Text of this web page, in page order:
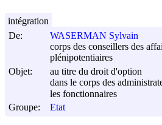
De:
WASERMAN Sylvain
corps des conseillers des
plénipotentiaires
Objet:
au titre du droit d'option
dans le corps des
les fonctionnaires
Groupe:
Etat
intégration